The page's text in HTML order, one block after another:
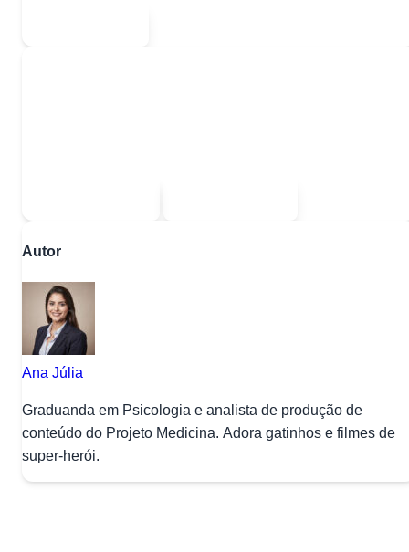
Autor
Ana Júlia
Graduanda em Psicologia e analista de produção de
conteúdo do Projeto Medicina. Adora gatinhos e filmes de
super-herói.